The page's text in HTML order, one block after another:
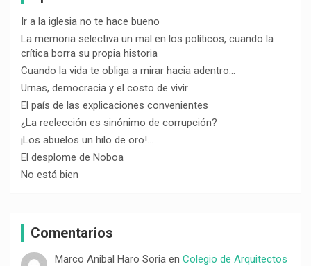
Ir a la iglesia no te hace bueno
La memoria selectiva un mal en los políticos, cuando la
crítica borra su propia historia
Cuando la vida te obliga a mirar hacia adentro…
Urnas, democracia y el costo de vivir
El país de las explicaciones convenientes
¿La reelección es sinónimo de corrupción?
¡Los abuelos un hilo de oro!…
El desplome de Noboa
No está bien
Comentarios
Marco Anibal Haro Soriaen Colegio de Arquitectos